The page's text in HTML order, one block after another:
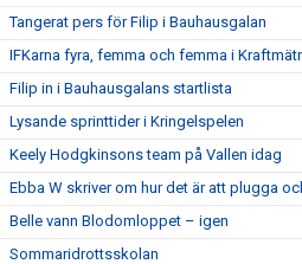
Tangerat pers för Filip i Bauhausgalan
IFKarna fyra, femma och femma i
Filip in i Bauhausgalans startlista
Lysande sprinttider i Kringelspelen
Keely Hodgkinsons team på Vallen idag
Ebba W skriver om hur det är att plugga
Belle vann Blodomloppet – igen
Sommaridrottsskolan